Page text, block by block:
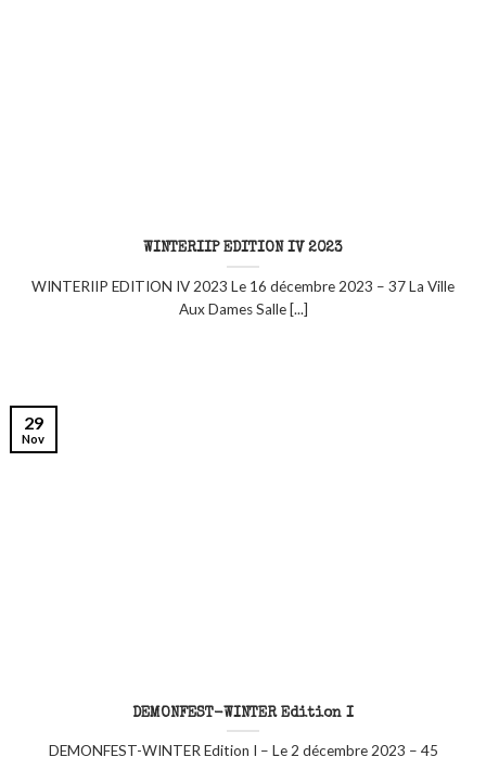
WINTERIIP EDITION IV 2023
WINTERIIP EDITION IV 2023 Le 16 décembre 2023 – 37 La Ville
Aux Dames Salle [...]
DEMONFEST-WINTER Edition I
DEMONFEST-WINTER Edition I – Le 2 décembre 2023 – 45
29
Nov